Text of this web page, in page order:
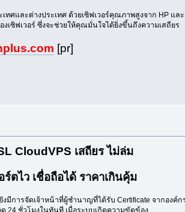
ทศและต่างประเทศ ด้วยเซิฟเวอร์คุณภาพสูงจาก HP แล
งเซิฟเวอร์ ซึ่งจะช่วยให้คุณมั่นใจได้ยิ่งขึ้นถึงความเสถียร
[pr]
CloudVPS เสถียร ไม่ล่ม
ตไว เชื่อถือได้ ราคาเกินคุ้ม
การจัดเจ้าหน้าที่ผู้ชำนาญที่ได้รับ Certificate จากองค์ก
24 ชั่วโมงในทันที เมื่อระบบเกิดความขัดข้อง